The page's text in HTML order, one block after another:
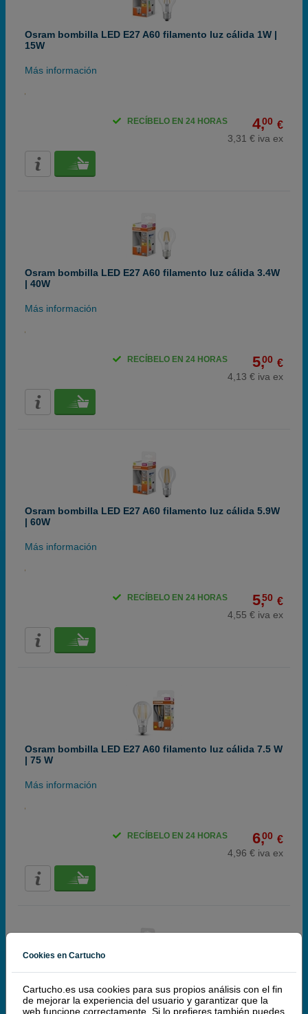
Osram bombilla LED E27 A60 filamento luz cálida 1W |
15W
Más información
4,00 €
3,31 € iva ex
RECÍBELO EN 24 HORAS
Osram bombilla LED E27 A60 filamento luz cálida 3.4W
| 40W
Más información
5,00 €
4,13 € iva ex
RECÍBELO EN 24 HORAS
Osram bombilla LED E27 A60 filamento luz cálida 5.9W
| 60W
Más información
5,50 €
4,55 € iva ex
RECÍBELO EN 24 HORAS
Osram bombilla LED E27 A60 filamento luz cálida 7.5 W
| 75 W
Más información
6,00 €
4,96 € iva ex
RECÍBELO EN 24 HORAS
Osram bombilla LED E27 A60 filamento luz cálida
regulable 1.8 W | 25 W
Cookies en Cartucho
Cartucho.es usa cookies para sus propios análisis con el fin
de mejorar la experiencia del usuario y garantizar que la
web funcione correctamente. Si lo prefieres también puedes